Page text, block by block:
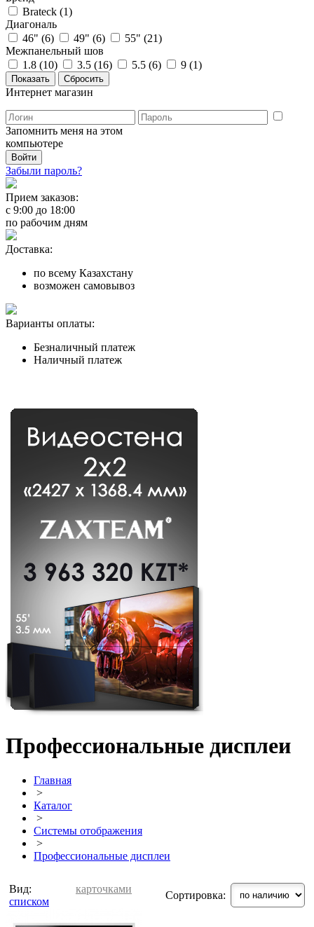
Brateck (1)
Диагональ
46" (6) 49" (6) 55" (21)
Межпанельный шов
1.8 (10) 3.5 (16) 5.5 (6) 9 (1)
Интернет магазин
Запомнить меня на этом
компьютере
Забыли пароль?
Прием заказов:
с 9:00 до 18:00
по рабочим дням
Доставка:
по всему Казахстану
возможен самовывоз
Варианты оплаты:
Безналичный платеж
Наличный платеж
Профессиональные дисплеи
Главная
>
Каталог
>
Системы отображения
>
Профессиональные дисплеи
Вид:
карточками
списком
Сортировка: